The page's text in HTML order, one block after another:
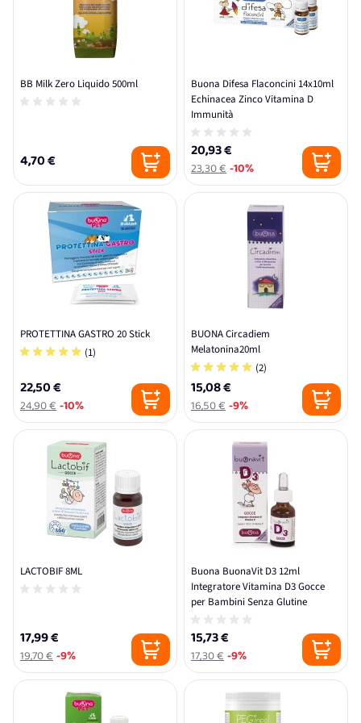
BB Milk Zero Liquido 500ml
4,70 €
Buona Difesa Flaconcini 14x10ml
Echinacea Zinco Vitamina D
Immunità
20,93 €
23,30 €-10%
PROTETTINA GASTRO 20 Stick
(1)
22,50 €
24,90 €-10%
BUONA Circadiem
Melatonina20ml
(2)
15,08 €
16,50 €-9%
LACTOBIF 8ML
17,99 €
19,70 €-9%
Buona BuonaVit D3 12ml
Integratore Vitamina D3 Gocce
per Bambini Senza Glutine
15,73 €
17,30 €-9%